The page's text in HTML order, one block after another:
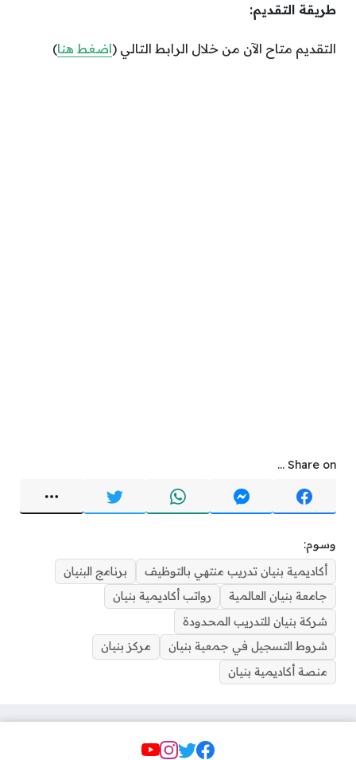
طريقة التقديم:
التقديم متاح الآن من خلال الرابط التالي (اضغط هنا)
Share on ...
وسوم:
أكاديمية بنيان تدريب منتهي بالتوظيف
برنامج البنيان
جامعة بنيان العالمية
رواتب أكاديمية بنيان
شركة بنيان للتدريب المحدودة
شروط التسجيل في جمعية بنيان
مركز بنيان
منصة أكاديمية بنيان
Social Links